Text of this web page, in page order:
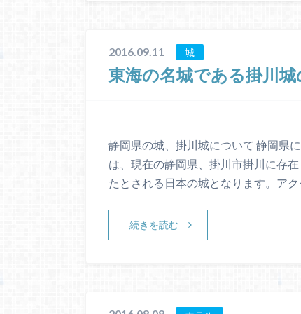
2016.09.11 城
東海の名城である掛川
静岡県の城、掛川城について 静岡県
は、現在の静岡県、掛川市掛川に存
たとされる日本の城となります。アク
続きを読む